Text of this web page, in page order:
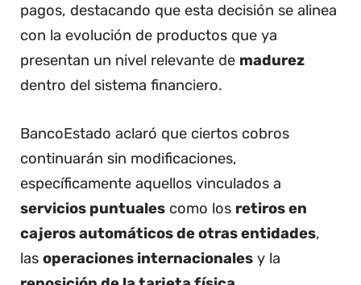
pagos, destacando que esta decisión se alinea
con la evolución de productos que ya
presentan un nivel relevante de madurez
dentro del sistema financiero.
BancoEstado aclaró que ciertos cobros
continuarán sin modificaciones,
específicamente aquellos vinculados a
servicios puntuales como los retiros en
cajeros automáticos de otras entidades,
las operaciones internacionales y la